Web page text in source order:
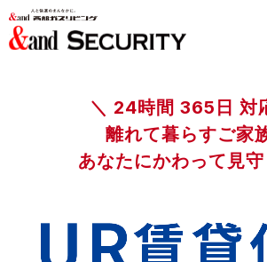
＼ 24時間 365日 対
離れて暮らすご家
あなたにかわって見